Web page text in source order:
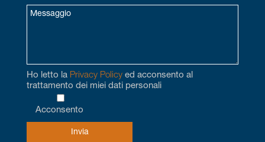
Ho letto la Privacy Policy ed acconsento al
trattamento dei miei dati personali
Acconsento